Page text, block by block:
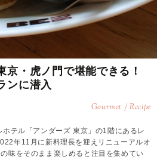
京・虎ノ門で堪能できる！
ンに潜入
Gourmet / Recipe
テル「アンダーズ 東京」の1階にあるレ
年11月に新料理長を迎えリニューアルオ
味をそのまま楽しめると注目を集めてい